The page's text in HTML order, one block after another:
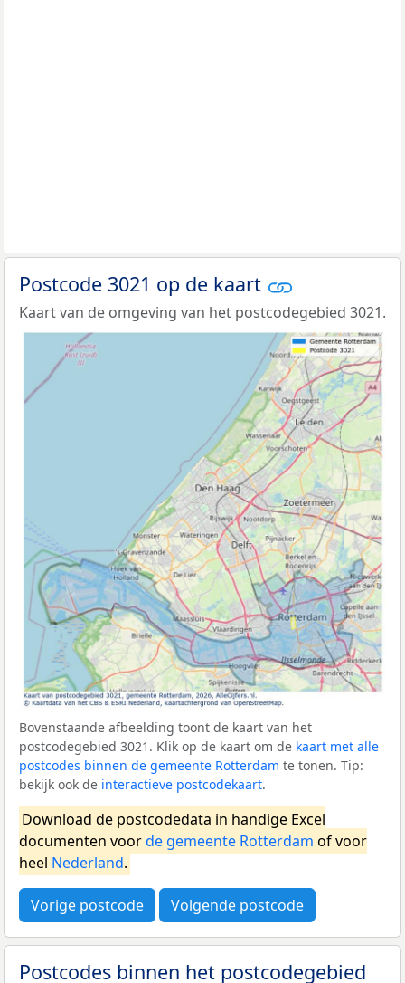
Postcode 3021 op de kaart
Kaart van de omgeving van het postcodegebied 3021.
Bovenstaande afbeelding toont de kaart van het
postcodegebied 3021. Klik op de kaart om de kaart met alle
postcodes binnen de gemeente Rotterdam te tonen. Tip:
bekijk ook de interactieve postcodekaart.
Download de postcodedata in handige Excel
documenten voorde gemeente Rotterdam of voor
heel Nederland.
Vorige postcode Volgende postcode
Postcodes binnen het postcodegebied